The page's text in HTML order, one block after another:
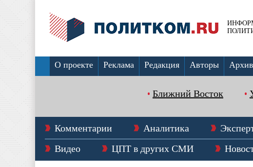
О проекте Реклама Редакция Авторы Архив
Ближний Восток
Комментарии Аналитика
Видео
ЦПТ в других СМИ